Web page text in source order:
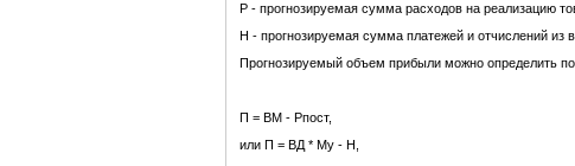
Р - прогнозируемая сумма расходов на реализацию
Н - прогнозируемая сумма платежей и отчислений из
Прогнозируемый объем прибыли можно определить
П = ВМ - Рпост,
или П = ВД * Му - Н,